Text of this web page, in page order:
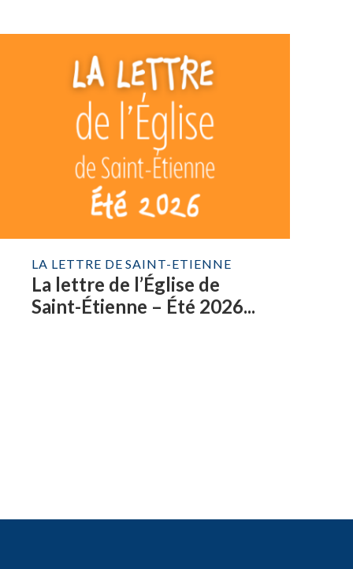
LA LETTRE DE SAINT-ETIENNE
La lettre de l’Église de
Saint-Étienne – Été 2026...